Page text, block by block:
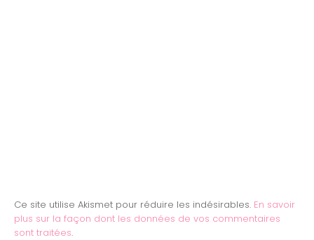
Ce site utilise Akismet pour réduire les indésirables. En savoir
plus sur la façon dont les données de vos commentaires
sont traitées.